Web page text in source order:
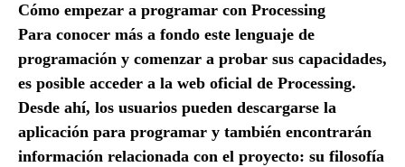
Cómo empezar a programar con Processing
Para conocer más a fondo este lenguaje de
programación y comenzar a probar sus capacidades,
es posible acceder a la web oficial de Processing.
Desde ahí, los usuarios pueden descargarse la
aplicación para programar y también encontrarán
información relacionada con el proyecto: su filosofía